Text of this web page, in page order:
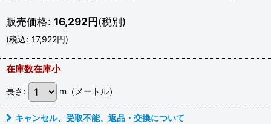
販売価格: 16,292円(税別)
(税込: 17,922円)
在庫数在庫小
長さ : m（メートル）
キャンセル、受取不能、返品・交換について